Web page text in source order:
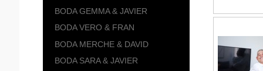
BODA GEMMA & JAVIER
BODA VERO & FRAN
BODA MERCHE & DAVID
BODA SARA & JAVIER